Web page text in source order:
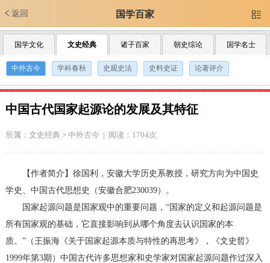
返回 国学百家 
国学文化 文史经典 诸子百家 朝史综论 国学名士
中外古今 学科春秋 史观史法 史料史证 论著评介
中国古代国家起源论的发展及其特征
所属： 文史经典 > 中外古今 | 阅读：1704次
【作者简介】徐国利，安徽大学历史系教授，研究方向为中国史
学史、中国古代思想史（安徽合肥230039）。
国家起源问题是国家观中的重要问题，“国家的定义和起源问题是
所有国家观的基础，它直接影响到从哪个角度去认识国家的本
质。”（王振海《关于国家起源本质与特性的再思考》，《文史哲》
1999年第3期）中国古代许多思想家和史学家对国家起源问题作过深入